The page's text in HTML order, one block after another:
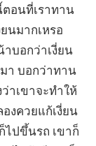
อนที่เราทาน
นมากเหรอ
บอกว่าเงี่ยน
า บอกว่าทาน
าเขาจะทำให้
งควยแก้เงี่ยน
ไปขึ้นรถ เขาก็